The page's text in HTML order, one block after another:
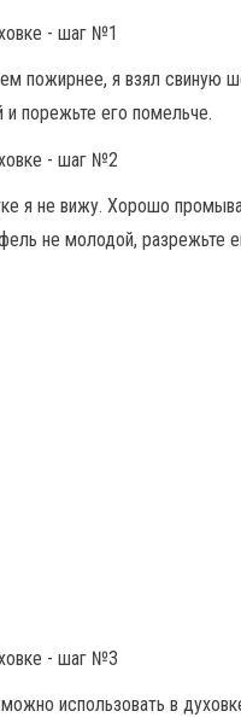
пожирнее, я взял свиную
порежьте его помельче.
я не вижу. Хорошо
не молодой, разрежьте
использовать в